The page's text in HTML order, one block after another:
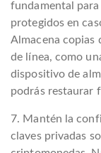
fundamental
protegidos en
Almacena copias
de línea, como
dispositivo de
podrás restaurar
7. Mantén la
claves privadas